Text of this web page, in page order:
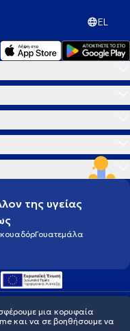
EL
της υγείας
Γουατεμάλα
προσωπικού απορρήτου
μια κορυφαία
και να σε βοηθήσουμε να